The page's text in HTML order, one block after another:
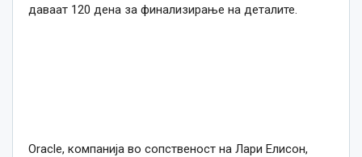
даваат 120 дена за финализирање на деталите.
Oracle, компанија во сопственост на Лари Елисон,